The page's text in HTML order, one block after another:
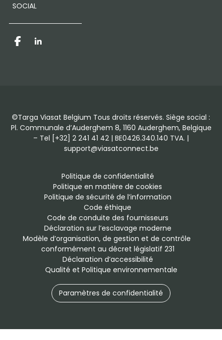
SOCIAL
FacebookLinkedIn
©Targa Viasat Belgium Tous droits réservés. Siège social :
Pl. Communale d’Auderghem 8, 1160 Auderghem, Belgique
– Tel [+32] 2 241 41 42 | BE0426.340.140 TVA. |
support@viasatconnect.be
Politique de confidentialité
Politique en matière de cookies
Politique de sécurité de l’information
Code éthique
Code de conduite des fournisseurs
Déclaration sur l’esclavage moderne
Modèle d’organisation, de gestion et de contrôle
conformément au décret législatif 231
Déclaration d’accessibilité
Qualité et Politique environnementale
Paramètres de confidentialité